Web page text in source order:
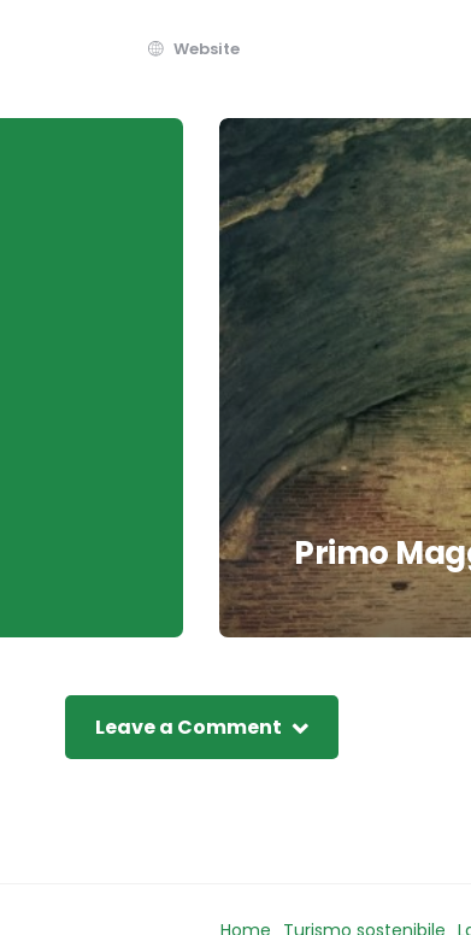
Website
Primo
Leave a Comment
Home Turismo sostenibile